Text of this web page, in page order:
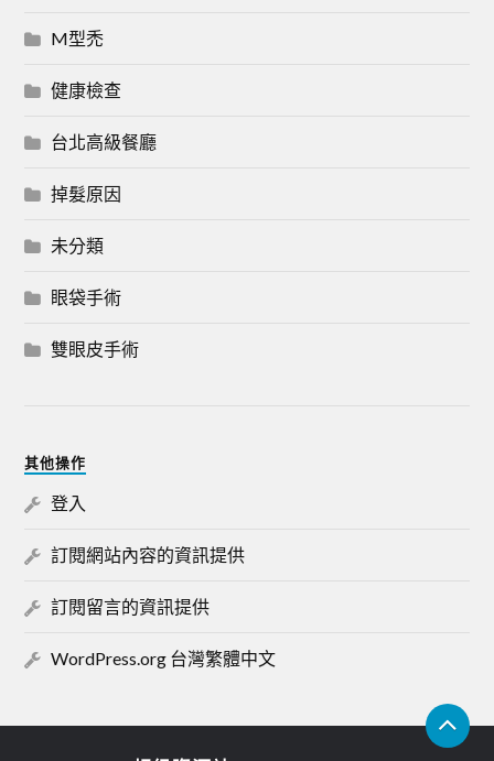
M型禿
健康檢查
台北高級餐廳
掉髮原因
未分類
眼袋手術
雙眼皮手術
其他操作
登入
訂閱網站內容的資訊提供
訂閱留言的資訊提供
WordPress.org 台灣繁體中文